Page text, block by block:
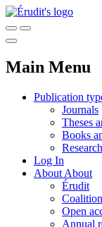
Main Menu
Publication
Journals
Theses
Books
Log In
About About
Érudit
Open
Annual